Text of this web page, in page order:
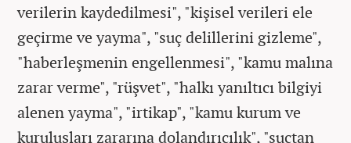
verilerin kaydedilmesi", "kişisel verileri ele
geçirme ve yayma", "suç delillerini gizleme",
"haberleşmenin engellenmesi", "kamu malına
zarar verme", "rüşvet", "halkı yanıltıcı bilgiyi
alenen yayma", "irtikap", "kamu kurum ve
kuruluşları zararına dolandırıcılık", "suçtan